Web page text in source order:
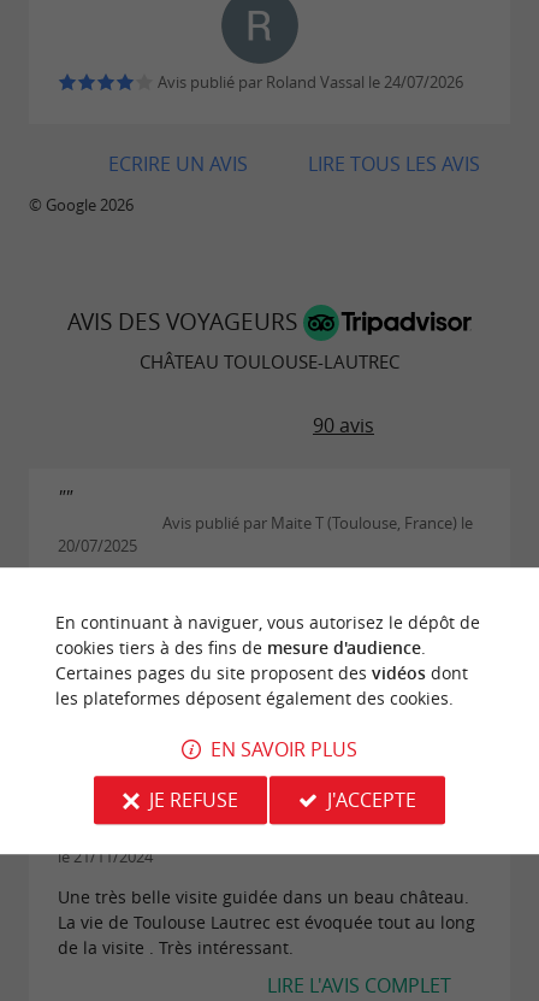
Avis publié par Roland Vassal le 24/07/2026
LIRE TOUS LES AVIS
ECRIRE UN AVIS
© Google 2026
AVIS DES VOYAGEURS
CHÂTEAU TOULOUSE-LAUTREC
90 avis
""
Avis publié par Maite T (Toulouse, France) le
20/07/2025
l'abandon . La propriétaire actuelle fait la visite
pendant une heure. Dame charmante. Un tel
château devrait faire lobjet6fune bonne rénovation
par l'état...
"Excellent"
le 21/11/2024
Une très belle visite guidée dans un beau château.
La vie de Toulouse Lautrec est évoquée tout au long
de la visite . Très intéressant.
LIRE L'AVIS COMPLET
En continuant à naviguer, vous autorisez le dépôt de
cookies tiers à des fins de mesure d'audience.
Certaines pages du site proposent des vidéosdont
les plateformes déposent également des cookies.
EN SAVOIR PLUS
JE REFUSE
J'ACCEPTE